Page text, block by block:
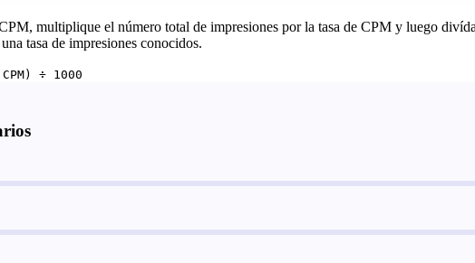
multiplique el número total de impresiones por la tasa de CPM y luego
tasa de impresiones conocidos.
÷ 1000